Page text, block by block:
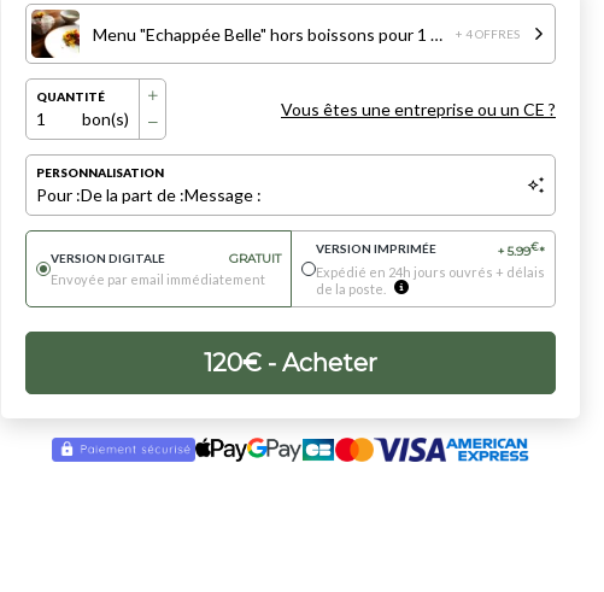
Menu "Echappée Belle" hors boissons pour 1 personne + 4 OFFRES
QUANTITÉ
1 bon(s) Vous êtes une entreprise ou un CE ?
PERSONNALISATION
Pour :De la part de :Message :
VERSION DIGITALE
GRATUIT
Envoyée par email immédiatement
VERSION IMPRIMÉE + 5.99€*
Expédié en 24h jours ouvrés + délais
de la poste.
120€ - Acheter